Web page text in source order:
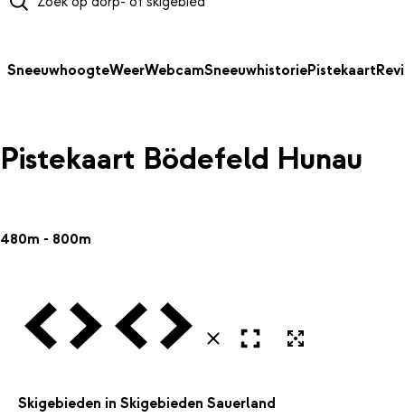
SneeuwhoogteWeerWebcamSneeuwhistoriePistekaart
Pistekaart Bödefeld Hunau
480m - 800m
Vorige VolgendeVorige Volgende
SluitenOpen in volledig scherm
Skigebieden in Skigebieden Sauerland